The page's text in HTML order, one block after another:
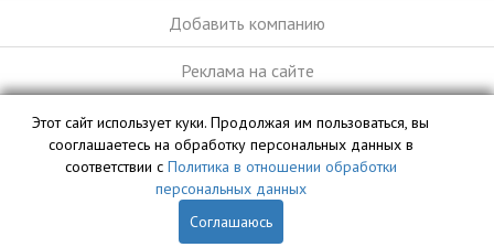
Добавить компанию
Реклама на сайте
База данных сайта vyvoz.org является интеллектуальной
собственностью ООО «Профит» и охраняется законом.
Этот сайт использует куки. Продолжая им пользоваться, вы
сооглашаетесь на обработку персональных данных в
соответствии с Политика в отношении обработки
персональных данных
Соглашаюсь